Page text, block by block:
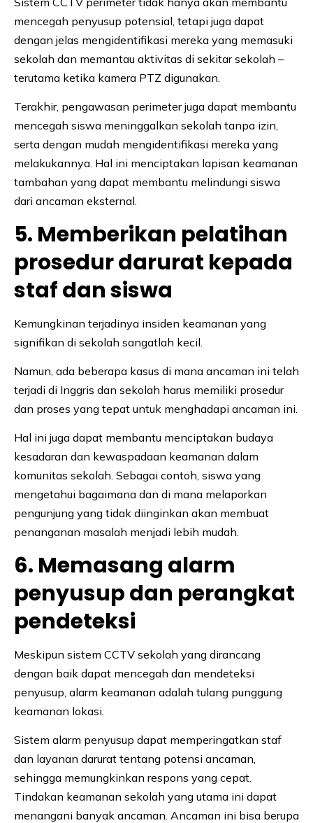
mencegah penyusup potensial, tetapi juga dapat
dengan jelas mengidentifikasi mereka yang memasuki
sekolah dan memantau aktivitas di sekitar sekolah –
terutama ketika kamera PTZ digunakan.
Terakhir, pengawasan perimeter juga dapat membantu
mencegah siswa meninggalkan sekolah tanpa izin,
serta dengan mudah mengidentifikasi mereka yang
melakukannya. Hal ini menciptakan lapisan keamanan
tambahan yang dapat membantu melindungi siswa
dari ancaman eksternal.
5. Memberikan pelatihan
prosedur darurat kepada
staf dan siswa
Kemungkinan terjadinya insiden keamanan yang
signifikan di sekolah sangatlah kecil.
Namun, ada beberapa kasus di mana ancaman ini telah
terjadi di Inggris dan sekolah harus memiliki prosedur
dan proses yang tepat untuk menghadapi ancaman ini.
Hal ini juga dapat membantu menciptakan budaya
kesadaran dan kewaspadaan keamanan dalam
komunitas sekolah. Sebagai contoh, siswa yang
mengetahui bagaimana dan di mana melaporkan
pengunjung yang tidak diinginkan akan membuat
penanganan masalah menjadi lebih mudah.
6. Memasang alarm
penyusup dan perangkat
pendeteksi
Meskipun sistem CCTV sekolah yang dirancang
dengan baik dapat mencegah dan mendeteksi
penyusup, alarm keamanan adalah tulang punggung
keamanan lokasi.
Sistem alarm penyusup dapat memperingatkan staf
dan layanan darurat tentang potensi ancaman,
sehingga memungkinkan respons yang cepat.
Tindakan keamanan sekolah yang utama ini dapat
menangani banyak ancaman. Ancaman ini bisa berupa